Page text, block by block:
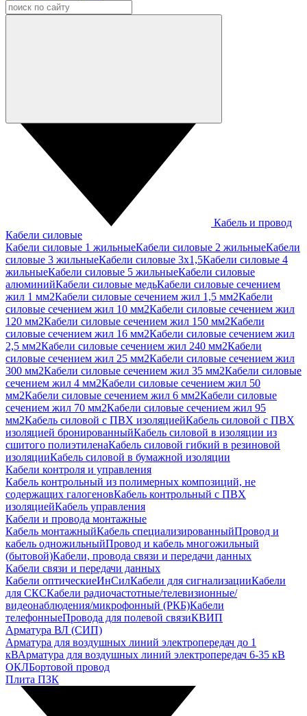
Кабель и провод
Кабели силовые
Кабели силовые 1 жильныеКабели силовые 2 жильныеКабели
силовые 3 жильныеКабели силовые 3х1,5Кабели силовые 4
жильныеКабели силовые 5 жильныеКабели силовые
алюминийКабели силовые медьКабели силовые сечением
жил 1 мм2Кабели силовые сечением жил 1,5 мм2Кабели
силовые сечением жил 10 мм2Кабели силовые сечением жил
120 мм2Кабели силовые сечением жил 150 мм2Кабели
силовые сечением жил 16 мм2Кабели силовые сечением жил
2,5 мм2Кабели силовые сечением жил 240 мм2Кабели
силовые сечением жил 25 мм2Кабели силовые сечением жил
300 мм2Кабели силовые сечением жил 35 мм2Кабели силовые
сечением жил 4 мм2Кабели силовые сечением жил 50
мм2Кабели силовые сечением жил 6 мм2Кабели силовые
сечением жил 70 мм2Кабели силовые сечением жил 95
мм2Кабель силовой с ПВХ изоляциейКабель силовой с ПВХ
изоляцией бронированныйКабель силовой в изоляции из
сшитого полиэтиленаКабель силовой гибкий в резиновой
изоляцииКабель силовой в бумажной изоляции
Кабели контроля и управления
Кабель контрольный из полимерных композиций, не
содержащих галогеновКабель контрольный с ПВХ
изоляциейКабель управления
Кабели и провода монтажные
Кабель монтажныйКабель специализированныйПровод и
кабель одножильныйПровод и кабель многожильный
(бытовой)Кабели, провода связи и передачи данных
Кабели связи и передачи данных
Кабели оптическиеИнСилКабели для сигнализацииКабели
для СКСКабели радиочастотные/телевизионные/
видеонаблюдения/микрофонный (РКБ)Кабели
телефонныеПровода для полевой связиКВИП
Арматура ВЛ (СИП)
Арматура для воздушных линий электропередач до 1
кВАрматура для воздушных линий электропередач 6-35 кВ
ОКЛБортовой провод
Плита ПЗК